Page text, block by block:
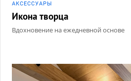
АКCЕССУАРЫ
Икона творца
Вдохновение на ежедневной основе